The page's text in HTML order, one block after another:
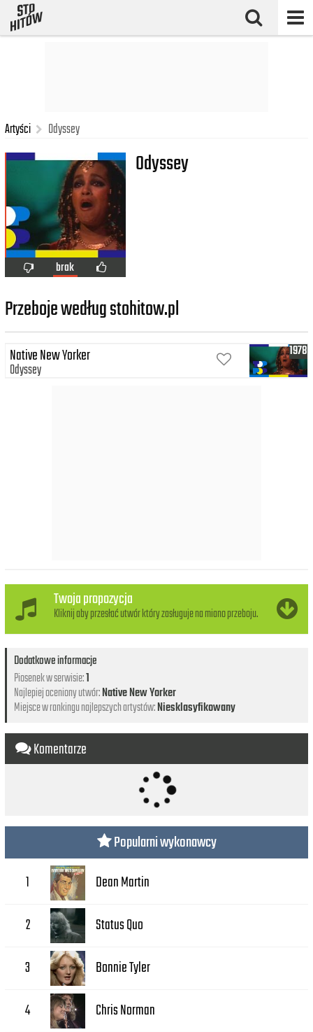
Artyści Odyssey
brak
Odyssey
Przeboje według stohitow.pl
1978
Native New Yorker
Odyssey
Twoja propozycja
Kliknij aby przesłać utwór który zasługuje na miano przeboju.
Dodatkowe informacje
Piosenek w serwisie:1
Najlepiej oceniony utwór:Native New Yorker
Miejsce w rankingu najlepszych artystów:Niesklasyfikowany
Komentarze
Popularni wykonawcy
1 Dean Martin
2 Status Quo
3 Bonnie Tyler
4 Chris Norman